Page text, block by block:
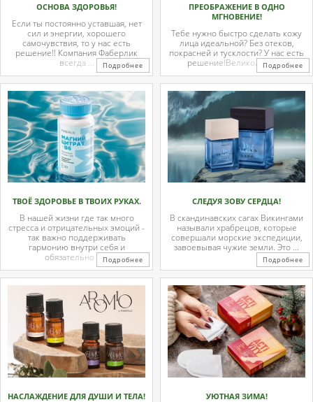
ОСНОВА ЗДОРОВЬЯ!
Если ты постоянно уставшая, нет
сил и энергии, хорошего
самочувствия, то у нас есть
решение!! Компания Фаберлик
всегда ...
Подробнее
ПРЕОБРАЖЕНИЕ В ОДНО
МГНОВЕНИЕ!
Тебе нужно быстро сделать кожу
лица идеальной? Без отеков,
покрасней и тусклости? У нас есть
решение!Великолепные
тканевые ...
Подробнее
ТВОЁ ЗДОРОВЬЕ В ТВОИХ РУКАХ.
В нашей жизни где так много
стресса и отрицательных эмоций -
так важно поддерживать
гармонию внутри себя и
обязательно с ...Подробнее
СЛЕДУЯ ЗОВУ СЕРДЦА!
В скандинавских сагах Викингами
называли храбрецов, которые
совершали морские экспедиции,
завоевывая чужие земли. Это ...
Подробнее
НАСЛАЖДЕНИЕ ДЛЯ ДУШИ И ТЕЛА! УЮТНАЯ ЗИМА!